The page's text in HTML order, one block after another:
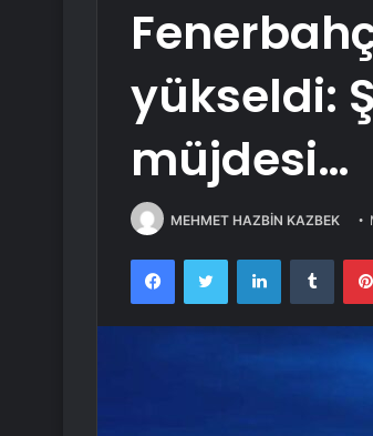
yükseldi:
müjdesi…
MEHMET HAZBİN KAZBEK
FacebookTwitter LinkedIn